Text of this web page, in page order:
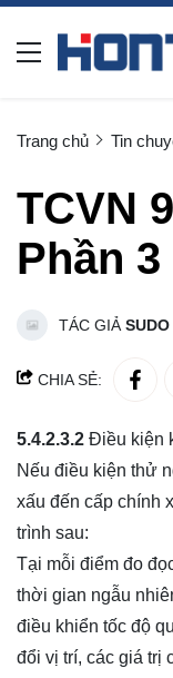
Trang chủ Tin
TCVN
Phần 3
TÁC GIẢ
CHIA SẺ:
5.4.2.3.2 Điều kiện
Nếu điều kiện thử
xấu đến cấp chính
trình sau:
Tại mỗi điểm đo
thời gian ngẫu
điều khiển tốc độ
đổi vị trí, các giá trị